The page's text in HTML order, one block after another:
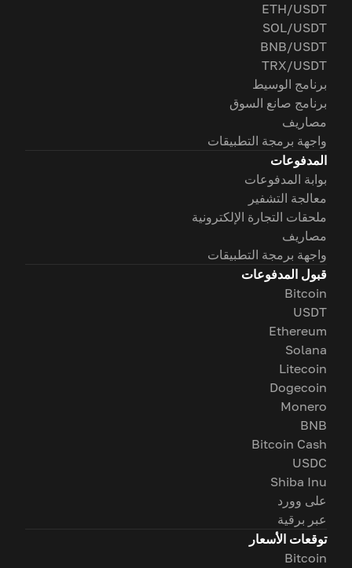
ETH/USDT
SOL/USDT
BNB/USDT
TRX/USDT
برنامج الوسيط
برنامج صانع السوق
مصاريف
واجهة برمجة التطبيقات
المدفوعات
بوابة المدفوعات
معالجة التشفير
ملحقات التجارة الإلكترونية
مصاريف
واجهة برمجة التطبيقات
قبول المدفوعات
Bitcoin
USDT
Ethereum
Solana
Litecoin
Dogecoin
Monero
BNB
Bitcoin Cash
USDC
Shiba Inu
على وورد
عبر برقية
توقعات الأسعار
Bitcoin